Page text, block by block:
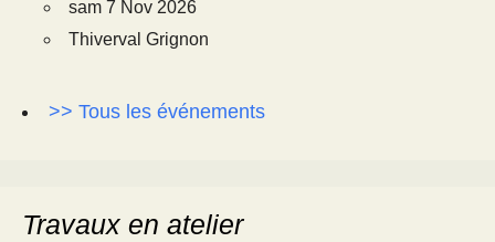
sam 7 Nov 2026
Thiverval Grignon
>> Tous les événements
Travaux en atelier